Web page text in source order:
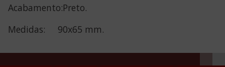
Acabamento:Preto.
Medidas: 90x65 mm.